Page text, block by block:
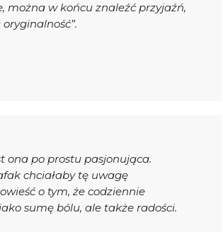
można w końcu znaleźć przyjaźń,
ona po prostu pasjonująca.
chciałaby tę uwagę
o tym, że codziennie
sumę bólu, ale także radości.